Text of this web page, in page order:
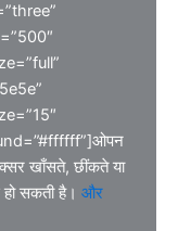
खाँसते, छींकते या
सकती है। और